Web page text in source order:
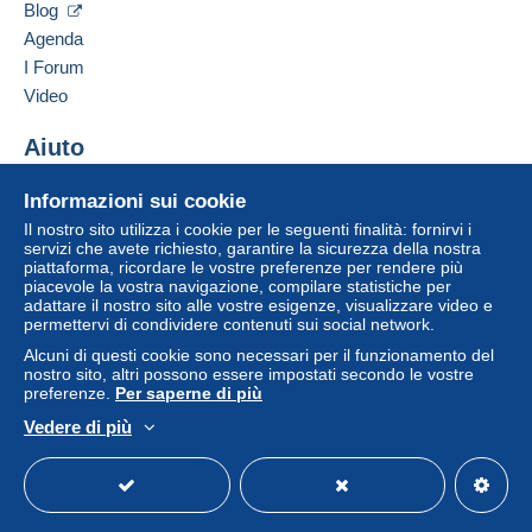
poids de 17 kg (38 livres), cette lampe
imposante et impressionnante incarne le savoir-
faire nautique de son époque. Son design
distinctif en forme de ruche et sa patine naturelle
pour les amateurs de décoration vintage ou
maritime.
Se le Condizioni di vendita del venditore includono
clausole relative al pagamento, queste sono da
considerarsi nulle e non dovute. Le condizioni di
Gli acquisti devono essere pagati entro
Inserisci questo venditore in Lista Nera
Informazioni sui cookie
Il nostro sito utilizza i cookie per le seguenti finalità: fornirvi i
servizi che avete richiesto, garantire la sicurezza della nostra
piattaforma, ricordare le vostre preferenze per rendere più
piacevole la vostra navigazione, compilare statistiche per
adattare il nostro sito alle vostre esigenze, visualizzare video e
permettervi di condividere contenuti sui social network.
Alcuni di questi cookie sono necessari per il funzionamento del
nostro sito, altri possono essere impostati secondo le vostre
preferenze. Per saperne di più
Vedere di più
Blog
Agenda
I Forum
Video
Aiuto
Acquistare su Delcampe
Vendere su Delcampe
Un sito sicuro